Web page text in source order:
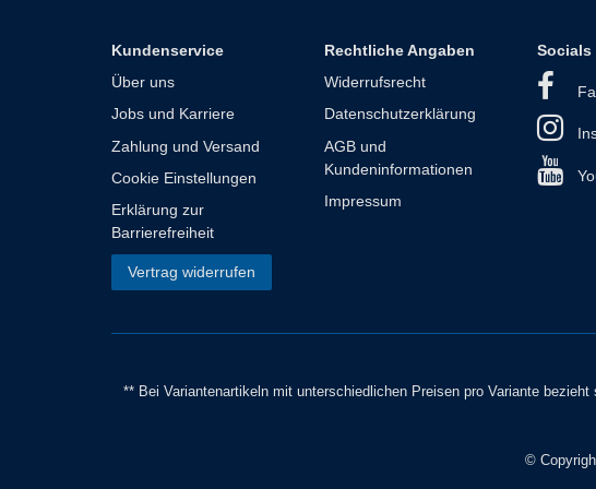
Kundenservice
Über uns
Jobs und Karriere
Zahlung und Versand
Cookie Einstellungen
Erklärung zur
Barrierefreiheit
Vertrag widerrufen
Rechtliche Angaben
Widerrufsrecht
Datenschutzerklärung
AGB und
Kundeninformationen
Impressum
Socials
** Bei Variantenartikeln mit unterschiedlichen Preisen pro Variante
©